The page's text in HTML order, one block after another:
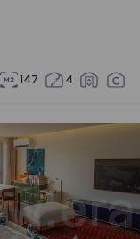
147 4
- 20
de Varzim,